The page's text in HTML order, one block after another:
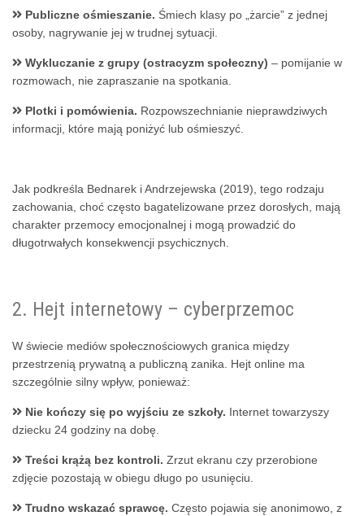
Publiczne ośmieszanie. Śmiech klasy po „żarcie” z jednej
osoby, nagrywanie jej w trudnej sytuacji.
Wykluczanie z grupy (ostracyzm społeczny) – pomijanie w
rozmowach, nie zapraszanie na spotkania.
Plotki i pomówienia. Rozpowszechnianie nieprawdziwych
informacji, które mają poniżyć lub ośmieszyć.
Jak podkreśla Bednarek i Andrzejewska (2019), tego rodzaju
zachowania, choć często bagatelizowane przez dorosłych, mają
charakter przemocy emocjonalnej i mogą prowadzić do
długotrwałych konsekwencji psychicznych.
2. Hejt internetowy – cyberprzemoc
W świecie mediów społecznościowych granica między
przestrzenią prywatną a publiczną zanika. Hejt online ma
szczególnie silny wpływ, ponieważ:
Nie kończy się po wyjściu ze szkoły. Internet towarzyszy
dziecku 24 godziny na dobę.
Treści krążą bez kontroli. Zrzut ekranu czy przerobione
zdjęcie pozostają w obiegu długo po usunięciu.
Trudno wskazać sprawcę. Często pojawia się anonimowo, z